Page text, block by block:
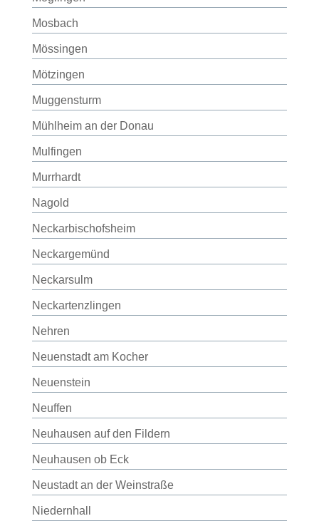
Mosbach
Mössingen
Mötzingen
Muggensturm
Mühlheim an der Donau
Mulfingen
Murrhardt
Nagold
Neckarbischofsheim
Neckargemünd
Neckarsulm
Neckartenzlingen
Nehren
Neuenstadt am Kocher
Neuenstein
Neuffen
Neuhausen auf den Fildern
Neuhausen ob Eck
Neustadt an der Weinstraße
Niedernhall